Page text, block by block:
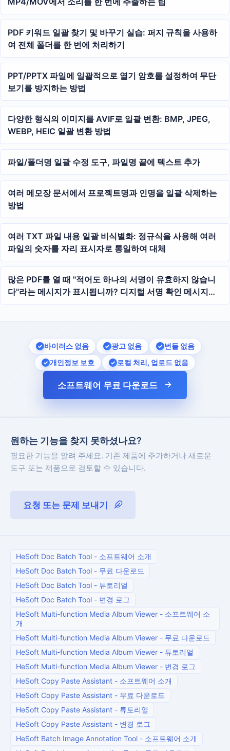
PDF 키워드 일괄 찾기 및 바꾸기 실습: 퍼지 규칙을 사용하
여 전체 폴더를 한 번에 처리하기
PPT/PPTX 파일에 일괄적으로 열기 암호를 설정하여 무단
보기를 방지하는 방법
다양한 형식의 이미지를 AVIF로 일괄 변환: BMP, JPEG,
WEBP, HEIC 일괄 변환 방법
파일/폴더명 일괄 수정 도구, 파일명 끝에 텍스트 추가
여러 메모장 문서에서 프로젝트명과 인명을 일괄 삭제하는
방법
여러 TXT 파일 내용 일괄 비식별화: 정규식을 사용해 여러
파일의 숫자를 자리 표시자로 통일하여 대체
많은 PDF를 열 때 "적어도 하나의 서명이 유효하지 않습니
다"라는 메시지가 표시됩니까? 디지털 서명 확인 메시지를
일괄 삭제하는 방법
바이러스 없음 광고 없음
번들 없음
개인정보 보호
로컬 처리, 업로드 없음
소프트웨어 무료 다운로드
원하는 기능을 찾지 못하셨나요?
필요한 기능을 알려 주세요. 기존 제품에 추가하거나 새로운
도구 또는 제품으로 검토할 수 있습니다.
요청 또는 문제 보내기
HeSoft Doc Batch Tool - 소프트웨어 소개
HeSoft Doc Batch Tool - 무료 다운로드
HeSoft Doc Batch Tool - 튜토리얼
HeSoft Doc Batch Tool - 변경 로그
HeSoft Multi-function Media Album Viewer - 소프트웨어 소
개
HeSoft Multi-function Media Album Viewer - 무료 다운로드
HeSoft Multi-function Media Album Viewer - 튜토리얼
HeSoft Multi-function Media Album Viewer - 변경 로그
HeSoft Copy Paste Assistant - 소프트웨어 소개
HeSoft Copy Paste Assistant - 무료 다운로드
HeSoft Copy Paste Assistant - 튜토리얼
HeSoft Copy Paste Assistant - 변경 로그
HeSoft Batch Image Annotation Tool - 소프트웨어 소개